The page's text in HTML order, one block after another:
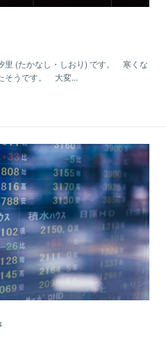
(たかなし・しおり) です。 寒くな
そうです。 大変...